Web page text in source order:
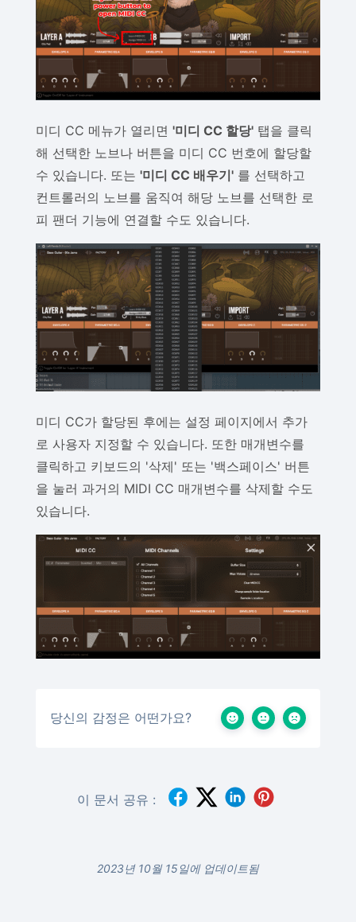
미디 CC 메뉴가 열리면 '미디 CC 할당' 탭을 클릭
해 선택한 노브나 버튼을 미디 CC 번호에 할당할
수 있습니다. 또는 '미디 CC 배우기' 를 선택하고
컨트롤러의 노브를 움직여 해당 노브를 선택한 로
피 팬더 기능에 연결할 수도 있습니다.
미디 CC가 할당된 후에는 설정 페이지에서 추가
로 사용자 지정할 수 있습니다. 또한 매개변수를
클릭하고 키보드의 '삭제' 또는 '백스페이스' 버튼
을 눌러 과거의 MIDI CC 매개변수를 삭제할 수도
있습니다.
당신의 감정은 어떤가요?
이 문서 공유 :
2023년 10월 15일에 업데이트됨